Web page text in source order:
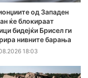
од Западен
ќе блокираат
бидејќи Брисел ги
нивните барања
18:03